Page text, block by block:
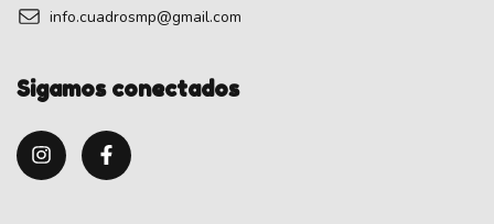
info.cuadrosmp@gmail.com
Sigamos conectados